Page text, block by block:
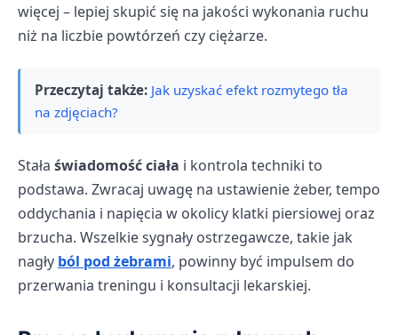
więcej – lepiej skupić się na jakości wykonania ruchu
niż na liczbie powtórzeń czy ciężarze.
Przeczytaj także: Jak uzyskać efekt rozmytego tła
na zdjęciach?
Stała świadomość ciała i kontrola techniki to
podstawa. Zwracaj uwagę na ustawienie żeber, tempo
oddychania i napięcia w okolicy klatki piersiowej oraz
brzucha. Wszelkie sygnały ostrzegawcze, takie jak
nagły ból pod żebrami, powinny być impulsem do
przerwania treningu i konsultacji lekarskiej.